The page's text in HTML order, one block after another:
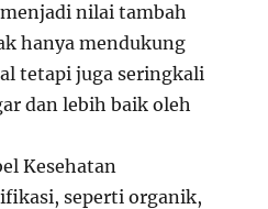
nilai tambah
hanya mendukung
tetapi juga seringkali
dan lebih baik oleh
Kesehatan
seperti organik,